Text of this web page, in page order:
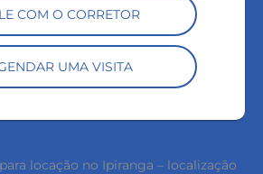
COM O CORRETOR
UMA VISITA
locação no Ipiranga – localização